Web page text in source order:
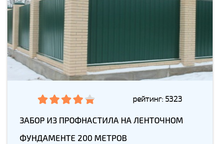
рейтинг: 5323
ЗАБОР ИЗ ПРОФНАСТИЛА НА ЛЕНТОЧНОМ
ФУНДАМЕНТЕ 200 МЕТРОВ